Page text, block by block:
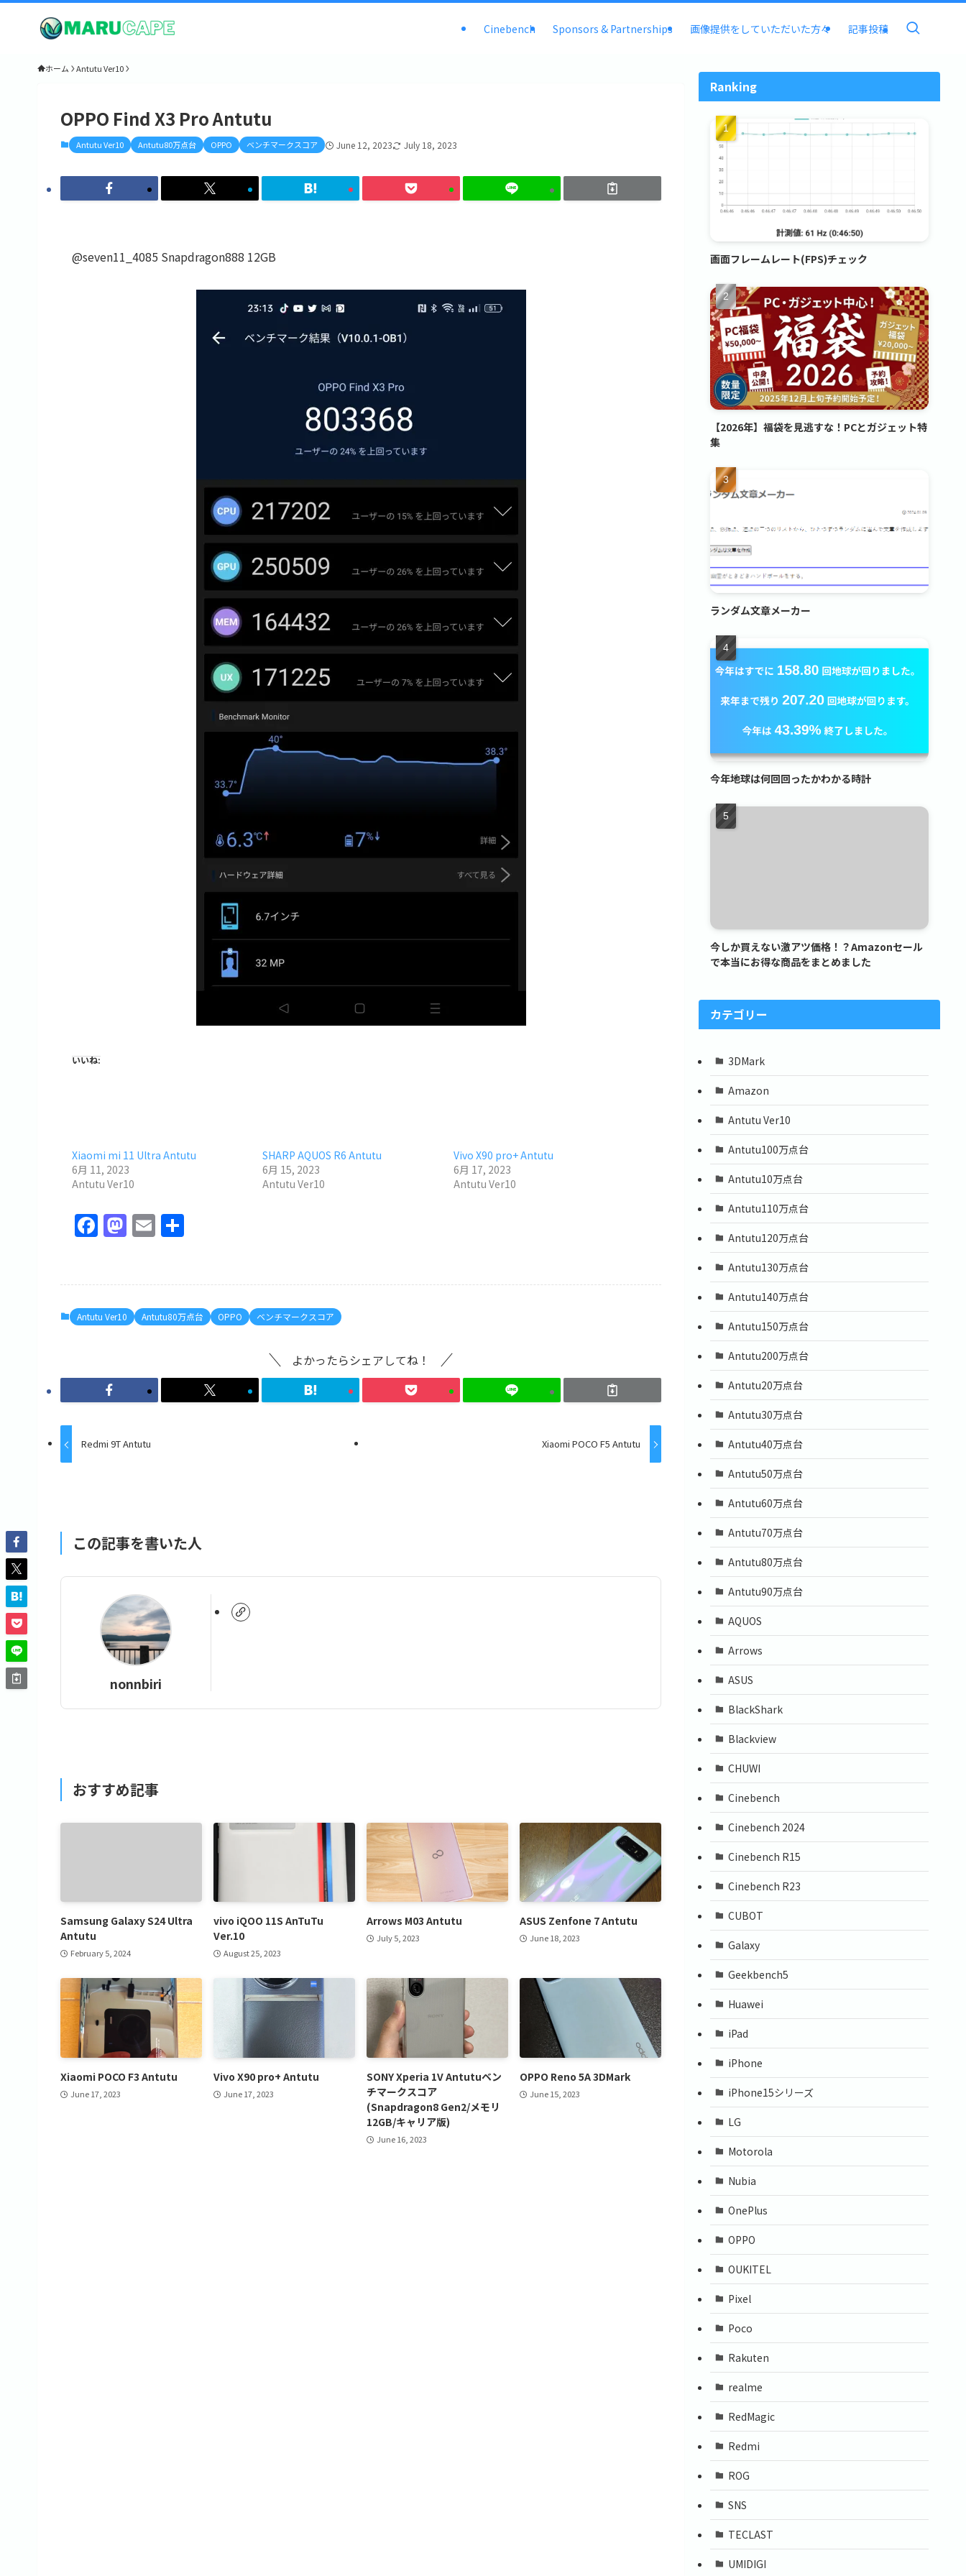
Cinebench Sponsors & Partnerships 画像提供をしていただいた方々 記事投稿
ホーム Antutu Ver10
OPPO Find X3 Pro Antutu
Antutu Ver10 Antutu80万点台 OPPO ベンチマークスコア June 12, 2023 July 18, 2023
@seven11_4085 Snapdragon888 12GB
いいね:
Xiaomi mi 11 Ultra Antutu
6月 11, 2023
Antutu Ver10
SHARP AQUOS R6 Antutu
6月 15, 2023
Antutu Ver10
Vivo X90 pro+ Antutu
6月 17, 2023
Antutu Ver10
F
a
e
b
k
M
a
o
d
E
m
l
Antutu Ver10 Antutu80万点台 OPPO ベンチマークスコア
よかったらシェアしてね！
Redmi 9T Antutu Xiaomi POCO F5 Antutu
この記事を書いた人
nonnbiri
おすすめ記事
Samsung Galaxy S24 Ultra
Antutu
February 5, 2024
vivo iQOO 11S AnTuTu
Ver.10
August 25, 2023
Arrows M03 Antutu
July 5, 2023
ASUS Zenfone 7 Antutu
June 18, 2023
Xiaomi POCO F3 Antutu
June 17, 2023
Vivo X90 pro+ Antutu
June 17, 2023
SONY Xperia 1V Antutuベン
チマークスコア
(Snapdragon8 Gen2/メモリ
12GB/キャリア版)
June 16, 2023
OPPO Reno 5A 3DMark
June 15, 2023
Ranking
画面フレームレート(FPS)チェック
【2026年】福袋を見逃すな！PCとガジェット特
集
ランダム文章メーカー
今年地球は何回回ったかわかる時計
今しか買えない激アツ価格！？Amazonセール
で本当にお得な商品をまとめました
カテゴリー
3DMark
Amazon
Antutu Ver10
Antutu100万点台
Antutu10万点台
Antutu110万点台
Antutu120万点台
Antutu130万点台
Antutu140万点台
Antutu150万点台
Antutu200万点台
Antutu20万点台
Antutu30万点台
Antutu40万点台
Antutu50万点台
Antutu60万点台
Antutu70万点台
Antutu80万点台
Antutu90万点台
AQUOS
Arrows
ASUS
BlackShark
Blackview
CHUWI
Cinebench
Cinebench 2024
Cinebench R15
Cinebench R23
CUBOT
Galaxy
Geekbench5
Huawei
iPad
iPhone
iPhone15シリーズ
LG
Motorola
Nubia
OnePlus
OPPO
OUKITEL
Pixel
Poco
Rakuten
realme
RedMagic
Redmi
ROG
SNS
TECLAST
UMIDIGI